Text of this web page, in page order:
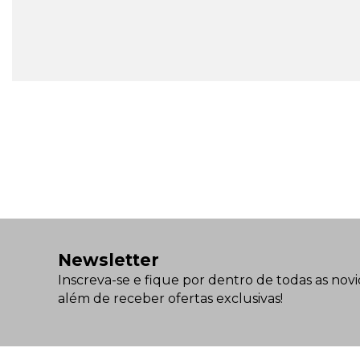
Newsletter
Inscreva-se e fique por dentro de todas as
além de receber ofertas exclusivas!